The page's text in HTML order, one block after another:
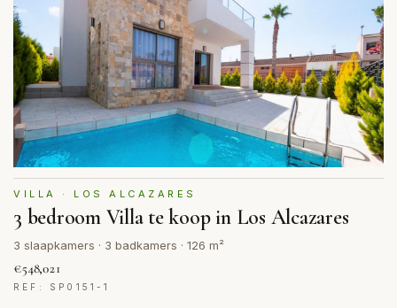
VILLA · LOS ALCAZARES
3 bedroom Villa te koop in Los Alcazares
3 slaapkamers · 3 badkamers · 126 m²
€548,021
REF: SP0151-1